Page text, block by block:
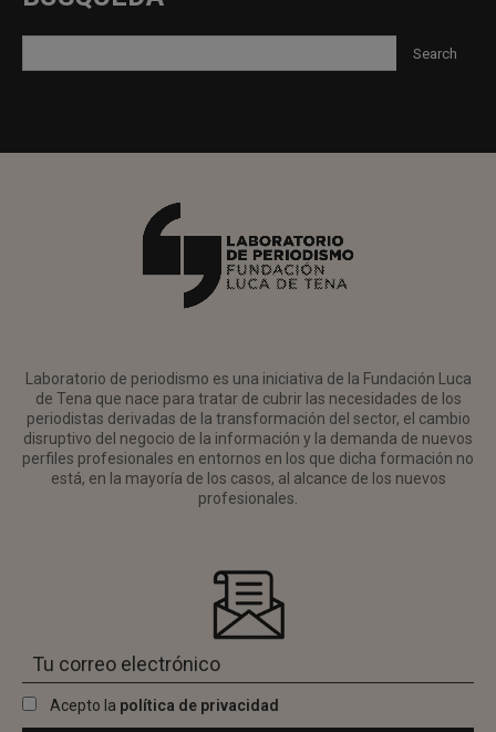
Laboratorio de periodismo es una iniciativa de la Fundación Luca
de Tena que nace para tratar de cubrir las necesidades de los
periodistas derivadas de la transformación del sector, el cambio
disruptivo del negocio de la información y la demanda de nuevos
perfiles profesionales en entornos en los que dicha formación no
está, en la mayoría de los casos, al alcance de los nuevos
profesionales.
Acepto la política de privacidad